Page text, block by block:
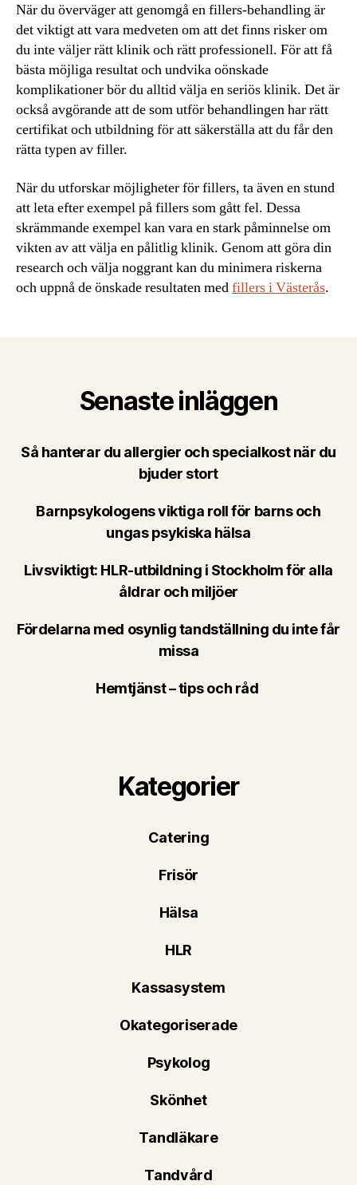
När du överväger att genomgå en fillers-behandling är
det viktigt att vara medveten om att det finns risker om
du inte väljer rätt klinik och rätt professionell. För att få
bästa möjliga resultat och undvika oönskade
komplikationer bör du alltid välja en seriös klinik. Det är
också avgörande att de som utför behandlingen har rätt
certifikat och utbildning för att säkerställa att du får den
rätta typen av filler.
När du utforskar möjligheter för fillers, ta även en stund
att leta efter exempel på fillers som gått fel. Dessa
skrämmande exempel kan vara en stark påminnelse om
vikten av att välja en pålitlig klinik. Genom att göra din
research och välja noggrant kan du minimera riskerna
och uppnå de önskade resultaten medfillers i Västerås.
Senaste inläggen
Så hanterar du allergier och specialkost när du
bjuder stort
Barnpsykologens viktiga roll för barns och
ungas psykiska hälsa
Livsviktigt: HLR-utbildning i Stockholm för alla
åldrar och miljöer
Fördelarna med osynlig tandställning du inte får
missa
Hemtjänst – tips och råd
Kategorier
Catering
Frisör
Hälsa
HLR
Kassasystem
Okategoriserade
Psykolog
Skönhet
Tandläkare
Tandvård